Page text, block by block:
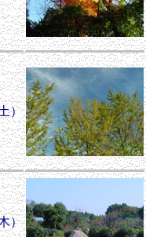
）
）